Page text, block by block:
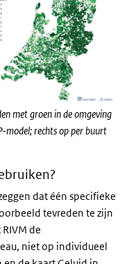
met groen in de omgeving
model; rechts op per buurt
dat één specifieke
tevreden te zijn
de
niet op individueel